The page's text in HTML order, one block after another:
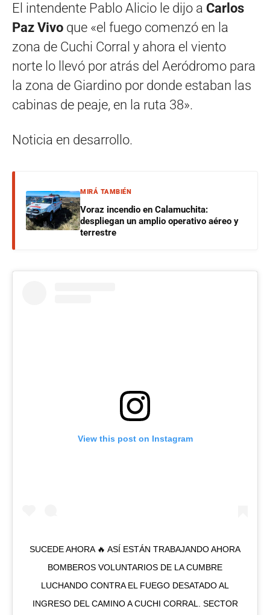
El intendente Pablo Alicio le dijo a Carlos
Paz Vivo que «el fuego comenzó en la
zona de Cuchi Corral y ahora el viento
norte lo llevó por atrás del Aeródromo para
la zona de Giardino por donde estaban las
cabinas de peaje, en la ruta 38».
Noticia en desarrollo.
MIRÁ TAMBIÉN
Voraz incendio en Calamuchita:
despliegan un amplio operativo aéreo y
terrestre
View this post on Instagram
SUCEDE AHORA 🔥 ASÍ ESTÁN TRABAJANDO AHORA
BOMBEROS VOLUNTARIOS DE LA CUMBRE
LUCHANDO CONTRA EL FUEGO DESATADO AL
INGRESO DEL CAMINO A CUCHI CORRAL. SECTOR